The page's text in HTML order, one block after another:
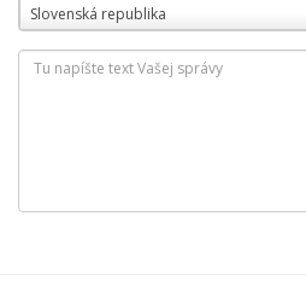
Slovenská republika